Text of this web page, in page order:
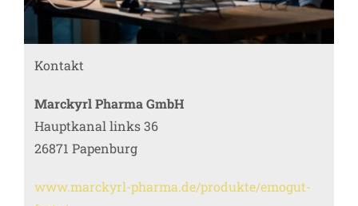
Kontakt
Marckyrl Pharma GmbH
Hauptkanal links 36
26871 Papenburg
www.marckyrl-pharma.de/produkte/emogut-